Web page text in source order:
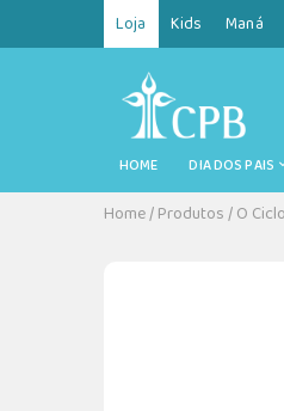
Loja Kids Maná
HOME DIA DOS PAIS
Home/Produtos/O